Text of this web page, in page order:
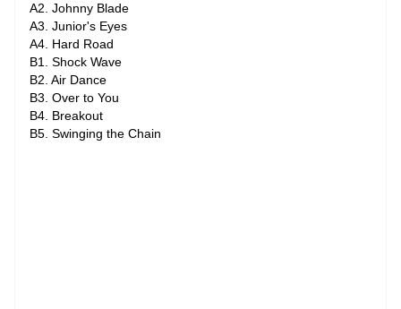
A2. Johnny Blade
A3. Junior's Eyes
A4. Hard Road
B1. Shock Wave
B2. Air Dance
B3. Over to You
B4. Breakout
B5. Swinging the Chain